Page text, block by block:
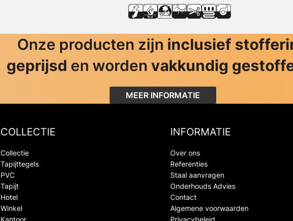
Onze producten zijn inclusief
geprijsd en worden vakkundig
MEER INFORMATIE
COLLECTIE
Collectie
Tapijttegels
PVC
Tapijt
Hotel
Winkel
Kantoor
INFORMATIE
Over ons
Referenties
Staal aanvragen
Onderhouds Advies
Contact
Algemene voorwaarden
Privacybeleid